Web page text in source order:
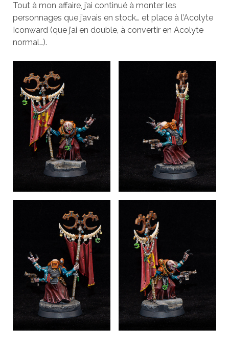
Tout à mon affaire, j’ai continué à monter les
personnages que j’avais en stock… et place à l’Acolyte
Iconward (que j’ai en double, à convertir en Acolyte
normal…).